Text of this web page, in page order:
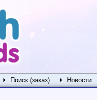
Поиск (заказ) Новости